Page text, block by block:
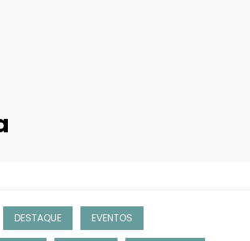
DESTAQUE EVENTOS